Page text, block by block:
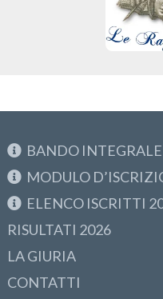
BANDO
MODULO
ELENCO ISCRITTI
RISULTATI 2026
LA GIURIA
CONTATTI